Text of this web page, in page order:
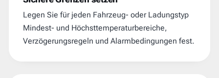
Legen Sie für jeden Fahrzeug- oder Ladungstyp
Mindest- und Höchsttemperaturbereiche,
Verzögerungsregeln und Alarmbedingungen fest.